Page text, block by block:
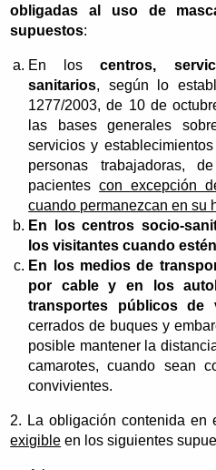
obligadas al uso de
supuestos:
En loscentros,
sanitarios, según lo
1277/2003, de 10 de
las bases generales
servicios y
personas trabajadoras,
pacientescon excepción
cuando permanezcan en su
En los centros socio-
los visitantes cuando
En los medios de
por cable y en los
transportes públicos de
cerrados de buques y
posible mantener la
camarotes, cuando sean
convivientes.
2. La obligación contenida en
exigible en los siguientes